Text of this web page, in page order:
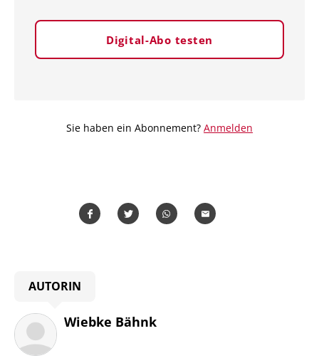
Digital-Abo testen
Sie haben ein Abonnement? Anmelden
AUTORIN
Wiebke Bähnk